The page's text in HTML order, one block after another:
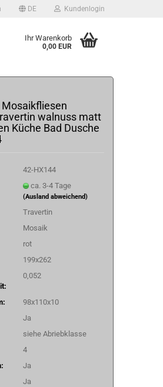
DE Kundenlogin
Ihr Warenkorb
0,00 EUR
walnuss matt
Küche Bad Dusche
42-HX144
ca. 3-4 Tage
(Ausland abweichend)
Travertin
Mosaik
rot
199x262
0,052
98x110x10
Ja
siehe Abriebklasse
4
Ja
Ja